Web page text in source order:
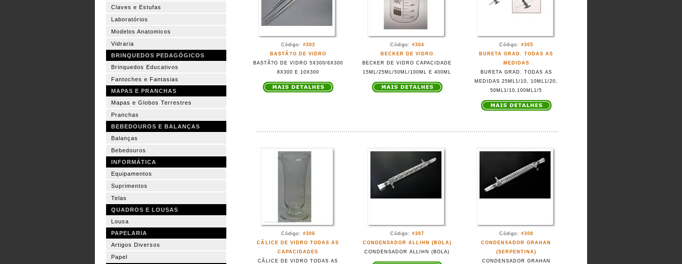
Claves e Estufas
Laboratórios
Modelos Anatomicos
Vidraria
BRINQUEDOS PEDAGÓGICOS
Brinquedos Educativos
Fantoches e Fantasias
MAPAS E PRANCHAS
Mapas e Globos Terrestres
Pranchas
BEBEDOUROS E BALANÇAS
Balanças
Bebedouros
INFORMÁTICA
Equipamentos
Suprimentos
Telas
QUADROS E LOUSAS
Lousa
PAPELARIA
Artigos Diversos
Papel
Código: #303
BASTÃ?O DE VIDRO
BASTÃ?O DE VIDRO 5X300/6X300
8X300 E 10X300
Código: #304
BECKER DE VIDRO
BECKER DE VIDRO CAPACIDADE
15ML/25ML/50ML/100ML E 400ML
Código: #305
BURETA GRAD. TODAS AS
MEDIDAS
BURETA GRAD. TODAS AS
MEDIDAS 25ML1/10, 10ML1/20,
50ML1/10,100ML1/5
Código: #306
CÃLICE DE VIDRO TODAS AS
CAPACIDADES
CÃLICE DE VIDRO TODAS AS
Código: #307
CONDENSADOR ALLIHN (BOLA)
CONDENSADOR ALLIHN (BOLA)
Código: #308
CONDENSADOR GRAHAN
(SERPENTINA)
CONDENSADOR GRAHAN